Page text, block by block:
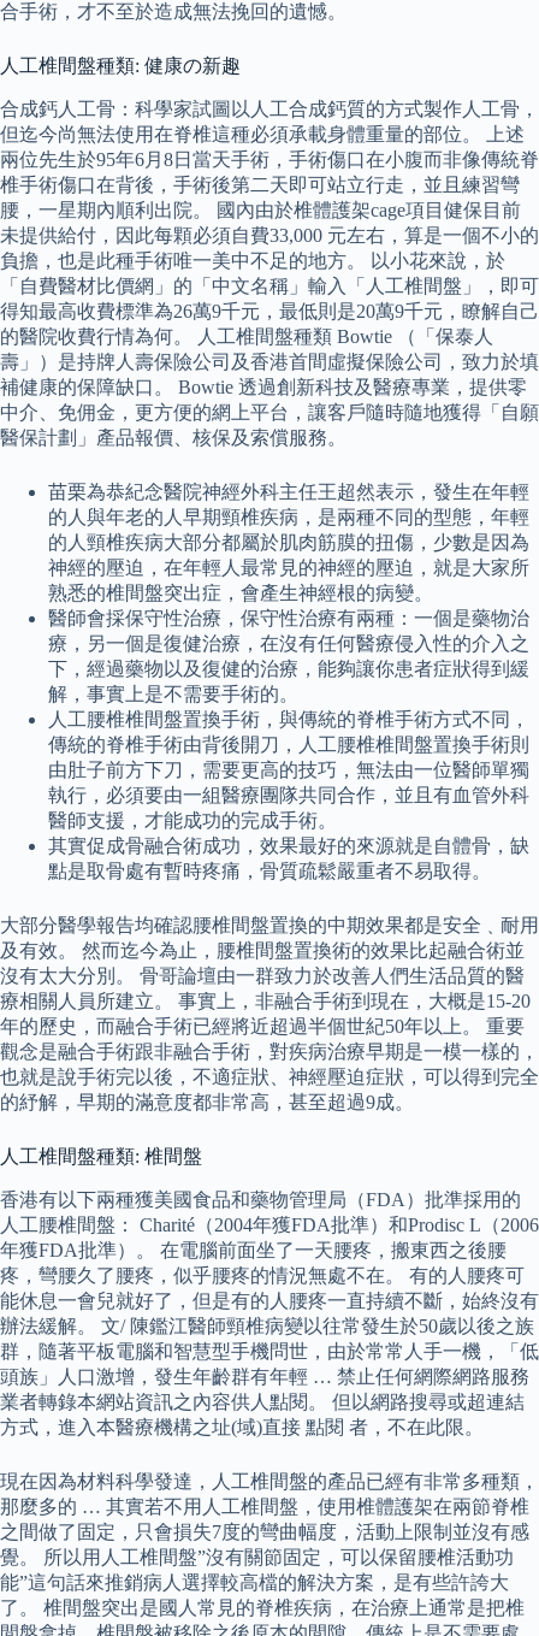
合手術，才不至於造成無法挽回的遺憾。
人工椎間盤種類: 健康の新趣
合成鈣人工骨：科學家試圖以人工合成鈣質的方式製作人工骨，
但迄今尚無法使用在脊椎這種必須承載身體重量的部位。 上述
兩位先生於95年6月8日當天手術，手術傷口在小腹而非像傳統脊
椎手術傷口在背後，手術後第二天即可站立行走，並且練習彎
腰，一星期內順利出院。 國內由於椎體護架cage項目健保目前
未提供給付，因此每顆必須自費33,000 元左右，算是一個不小的
負擔，也是此種手術唯一美中不足的地方。 以小花來說，於
「自費醫材比價網」的「中文名稱」輸入「人工椎間盤」，即可
得知最高收費標準為26萬9千元，最低則是20萬9千元，瞭解自己
的醫院收費行情為何。 人工椎間盤種類 Bowtie （「保泰人
壽」）是持牌人壽保險公司及香港首間虛擬保險公司，致力於填
補健康的保障缺口。 Bowtie 透過創新科技及醫療專業，提供零
中介、免佣金，更方便的網上平台，讓客戶隨時隨地獲得「自願
醫保計劃」產品報價、核保及索償服務。
苗栗為恭紀念醫院神經外科主任王超然表示，發生在年輕
的人與年老的人早期頸椎疾病，是兩種不同的型態，年輕
的人頸椎疾病大部分都屬於肌肉筋膜的扭傷，少數是因為
神經的壓迫，在年輕人最常見的神經的壓迫，就是大家所
熟悉的椎間盤突出症，會產生神經根的病變。
醫師會採保守性治療，保守性治療有兩種：一個是藥物治
療，另一個是復健治療，在沒有任何醫療侵入性的介入之
下，經過藥物以及復健的治療，能夠讓你患者症狀得到緩
解，事實上是不需要手術的。
人工腰椎椎間盤置換手術，與傳統的脊椎手術方式不同，
傳統的脊椎手術由背後開刀，人工腰椎椎間盤置換手術則
由肚子前方下刀，需要更高的技巧，無法由一位醫師單獨
執行，必須要由一組醫療團隊共同合作，並且有血管外科
醫師支援，才能成功的完成手術。
其實促成骨融合術成功，效果最好的來源就是自體骨，缺
點是取骨處有暫時疼痛，骨質疏鬆嚴重者不易取得。
大部分醫學報告均確認腰椎間盤置換的中期效果都是安全﹑耐用
及有效。 然而迄今為止，腰椎間盤置換術的效果比起融合術並
沒有太大分別。 骨哥論壇由一群致力於改善人們生活品質的醫
療相關人員所建立。 事實上，非融合手術到現在，大概是15-20
年的歷史，而融合手術已經將近超過半個世紀50年以上。 重要
觀念是融合手術跟非融合手術，對疾病治療早期是一模一樣的，
也就是說手術完以後，不適症狀、神經壓迫症狀，可以得到完全
的紓解，早期的滿意度都非常高，甚至超過9成。
人工椎間盤種類: 椎間盤
香港有以下兩種獲美國食品和藥物管理局（FDA）批準採用的
人工腰椎間盤： Charité（2004年獲FDA批準）和Prodisc L（2006
年獲FDA批準）。 在電腦前面坐了一天腰疼，搬東西之後腰
疼，彎腰久了腰疼，似乎腰疼的情況無處不在。 有的人腰疼可
能休息一會兒就好了，但是有的人腰疼一直持續不斷，始終沒有
辦法緩解。 文/ 陳鑑江醫師頸椎病變以往常發生於50歲以後之族
群，隨著平板電腦和智慧型手機問世，由於常常人手一機，「低
頭族」人口激增，發生年齡群有年輕 … 禁止任何網際網路服務
業者轉錄本網站資訊之內容供人點閱。 但以網路搜尋或超連結
方式，進入本醫療機構之址(域)直接 點閱 者，不在此限。
現在因為材料科學發達，人工椎間盤的產品已經有非常多種類，
那麼多的 … 其實若不用人工椎間盤，使用椎體護架在兩節脊椎
之間做了固定，只會損失7度的彎曲幅度，活動上限制並沒有感
覺。 所以用人工椎間盤”沒有關節固定，可以保留腰椎活動功
能”這句話來推銷病人選擇較高檔的解決方案，是有些許誇大
了。 椎間盤突出是國人常見的脊椎疾病，在治療上通常是把椎